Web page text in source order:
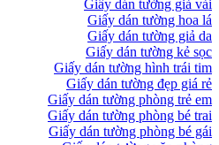
Giấy dán tường giả vải
Giấy dán tường hoa lá
Giấy dán tường giả da
Giấy dán tường kẻ sọc
Giấy dán tường hình trái tim
Giấy dán tường đẹp giá rẻ
Giấy dán tường phòng trẻ em
Giấy dán tường phòng bé trai
Giấy dán tường phòng bé gái